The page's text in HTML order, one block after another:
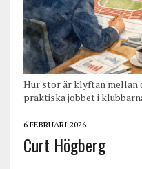
Hur stor är klyftan mellan
praktiska jobbet i
6 FEBRUARI 2026
Curt Högberg